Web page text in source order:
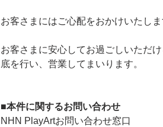
お客さまにはご心配をおかけいたし
お客さまに安心してお過ごしいただ
底を行い、営業してまいります。
■本件に関するお問い合わせ
NHN PlayArtお問い合わせ窓口